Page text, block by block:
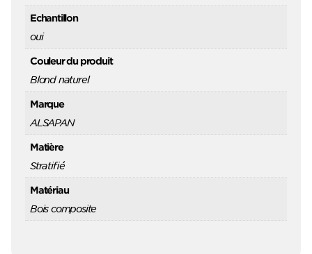
Echantillon
oui
Couleur du produit
Blond naturel
Marque
ALSAPAN
Matière
Stratifié
Matériau
Bois composite